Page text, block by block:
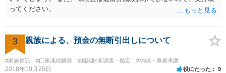
ってください。
3 親族による、預金の無断引出しについて
#家族信託 #口座凍結解除 #相続財産調査・鑑定 #M&A・事業承継
2018年10月25日 役にたった 9